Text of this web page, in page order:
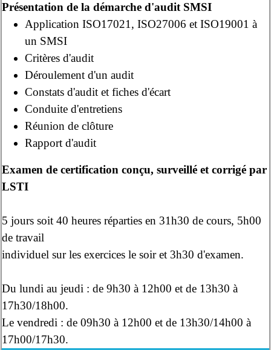
Présentation de la démarche d'audit SMSI
Application ISO17021, ISO27006 et ISO19001 à
un SMSI
Critères d'audit
Déroulement d'un audit
Constats d'audit et fiches d'écart
Conduite d'entretiens
Réunion de clôture
Rapport d'audit
Examen de certification conçu, surveillé et corrigé par
LSTI
5 jours soit 40 heures réparties en 31h30 de cours, 5h00
de travail
individuel sur les exercices le soir et 3h30 d'examen.
Du lundi au jeudi : de 9h30 à 12h00 et de 13h30 à
17h30/18h00.
Le vendredi : de 09h30 à 12h00 et de 13h30/14h00 à
17h00/17h30.